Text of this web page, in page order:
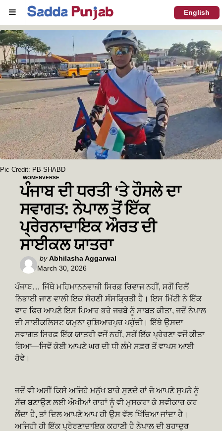
Menu English
Pic Credit: PB-SHABD
WOMENVERSE
ਪੰਜਾਬ ਦੀ ਧਰਤੀ ‘ਤੇ ਹੌਸਲੇ ਦਾ
ਸਵਾਗਤ: ਨੇਪਾਲ ਤੋਂ ਇੱਕ
ਪ੍ਰੇਰਨਾਦਾਇਕ ਔਰਤ ਦੀ
ਸਾਈਕਲ ਯਾਤਰਾ
Posted
by
by Abhilasha Aggarwal
March 30, 2026
ਪੰਜਾਬ… ਜਿੱਥੇ ਮਹਿਮਾਨਨਵਾਜ਼ੀ ਸਿਰਫ਼ ਰਿਵਾਜ ਨਹੀਂ, ਸਗੋਂ ਦਿਲੋਂ
ਨਿਭਾਈ ਜਾਣ ਵਾਲੀ ਇਕ ਸੋਹਣੀ ਸੰਸਕ੍ਰਿਤੀ ਹੈ। ਇਸ ਮਿੱਟੀ ਨੇ ਇੱਕ
ਵਾਰ ਫਿਰ ਆਪਣੇ ਇਸ ਪਿਆਰ ਭਰੇ ਜਜ਼ਬੇ ਨੂੰ ਸਾਬਤ ਕੀਤਾ, ਜਦੋਂ ਨੇਪਾਲ
ਦੀ ਸਾਈਕਲਿਸਟ ਯਮੁਨਾ ਹੁਸ਼ਿਆਰਪੁਰ ਪਹੁੰਚੀ। ਇੱਥੇ ਉਸਦਾ
ਸਵਾਗਤ ਸਿਰਫ਼ ਇੱਕ ਯਾਤਰੀ ਵਜੋਂ ਨਹੀਂ, ਸਗੋਂ ਇੱਕ ਪ੍ਰੇਰਣਾ ਵਜੋਂ ਕੀਤਾ
ਗਿਆ—ਜਿਵੇਂ ਕੋਈ ਆਪਣੇ ਘਰ ਦੀ ਧੀ ਲੰਮੇ ਸਫ਼ਰ ਤੋਂ ਵਾਪਸ ਆਈ
ਹੋਵੇ।
ਜਦੋਂ ਵੀ ਅਸੀਂ ਕਿਸੇ ਅਜਿਹੇ ਮਨੁੱਖ ਬਾਰੇ ਸੁਣਦੇ ਹਾਂ ਜੋ ਆਪਣੇ ਸੁਪਨੇ ਨੂੰ
ਸੱਚ ਬਣਾਉਣ ਲਈ ਔਖੀਆਂ ਰਾਹਾਂ ਨੂੰ ਵੀ ਮੁਸਕਰਾ ਕੇ ਸਵੀਕਾਰ ਕਰ
ਲੈਂਦਾ ਹੈ, ਤਾਂ ਦਿਲ ਆਪਣੇ ਆਪ ਹੀ ਉਸ ਵੱਲ ਖਿੱਚਿਆ ਜਾਂਦਾ ਹੈ।
ਅਜਿਹੀ ਹੀ ਇੱਕ ਪ੍ਰੇਰਣਾਦਾਇਕ ਕਹਾਣੀ ਹੈ ਨੇਪਾਲ ਦੀ ਬਹਾਦੁਰ